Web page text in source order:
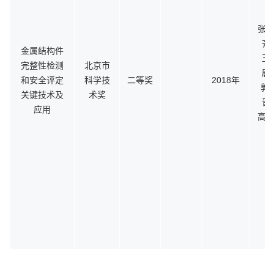
金属结构件
完整性检测
和安全评定
关键技术及
应用
北京市
科学技
术奖
二等奖 2018年
张
齐
王
唐
郭
晋
高